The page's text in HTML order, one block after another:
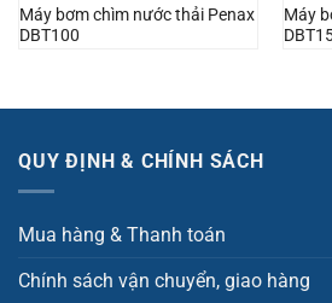
Máy bơm chìm nước thải Penax
DBT100
Máy
QUY ĐỊNH & CHÍNH SÁCH
Mua hàng & Thanh toán
Chính sách vận chuyển, giao hàng